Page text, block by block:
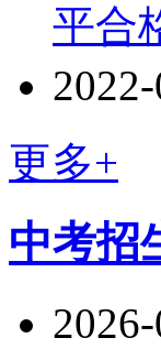
平合
更多+
中考招